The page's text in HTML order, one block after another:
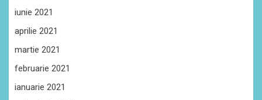
iunie 2021
aprilie 2021
martie 2021
februarie 2021
ianuarie 2021